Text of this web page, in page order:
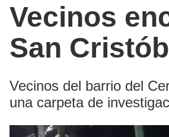
Vecinos
San
Vecinos del barrio del
una carpeta de